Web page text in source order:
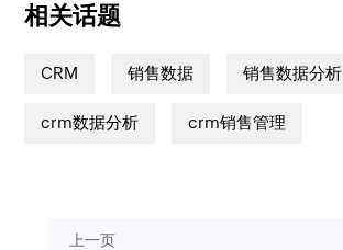
相关话题
CRM 销售数据 销售数据分析
crm数据分析 crm销售管理
上一页